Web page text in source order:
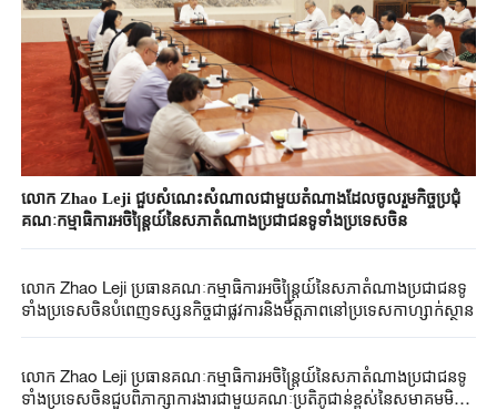
លោក Zhao Leji ជួបសំណេះសំណាលជាមួយតំណាងដែលចូលរួមកិច្ចប្រជុំ
គណៈកម្មាធិការអចិន្ត្រៃយ៍នៃសភាតំណាងប្រជាជនទូទាំងប្រទេសចិន
លោក Zhao Leji ប្រធានគណៈកម្មាធិការអចិន្ត្រៃយ៍នៃសភាតំណាងប្រជាជនទូ
ទាំងប្រទេស​ចិនបំពេញទស្សនកិច្ចជាផ្លូវការនិងមិត្តភាពនៅប្រទេសកាហ្សាក់ស្ថាន
លោក Zhao Leji ប្រធាន​គណៈកម្មាធិការ​អចិន្ត្រៃយ៍នៃ​សភា​តំណាង​ប្រជាជន​ទូ
ទាំង​ប្រទេស​ចិន​ជួប​ពិភាក្សា​ការងារ​ជាមួយ​គណៈប្រតិភូជាន់​ខ្ពស់​នៃ​សមាគម​មិត្ត